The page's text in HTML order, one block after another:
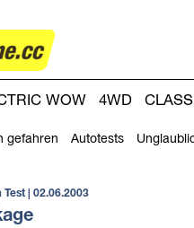
gefahren Autotests
WOW 4WD
Test | 02.06.2003